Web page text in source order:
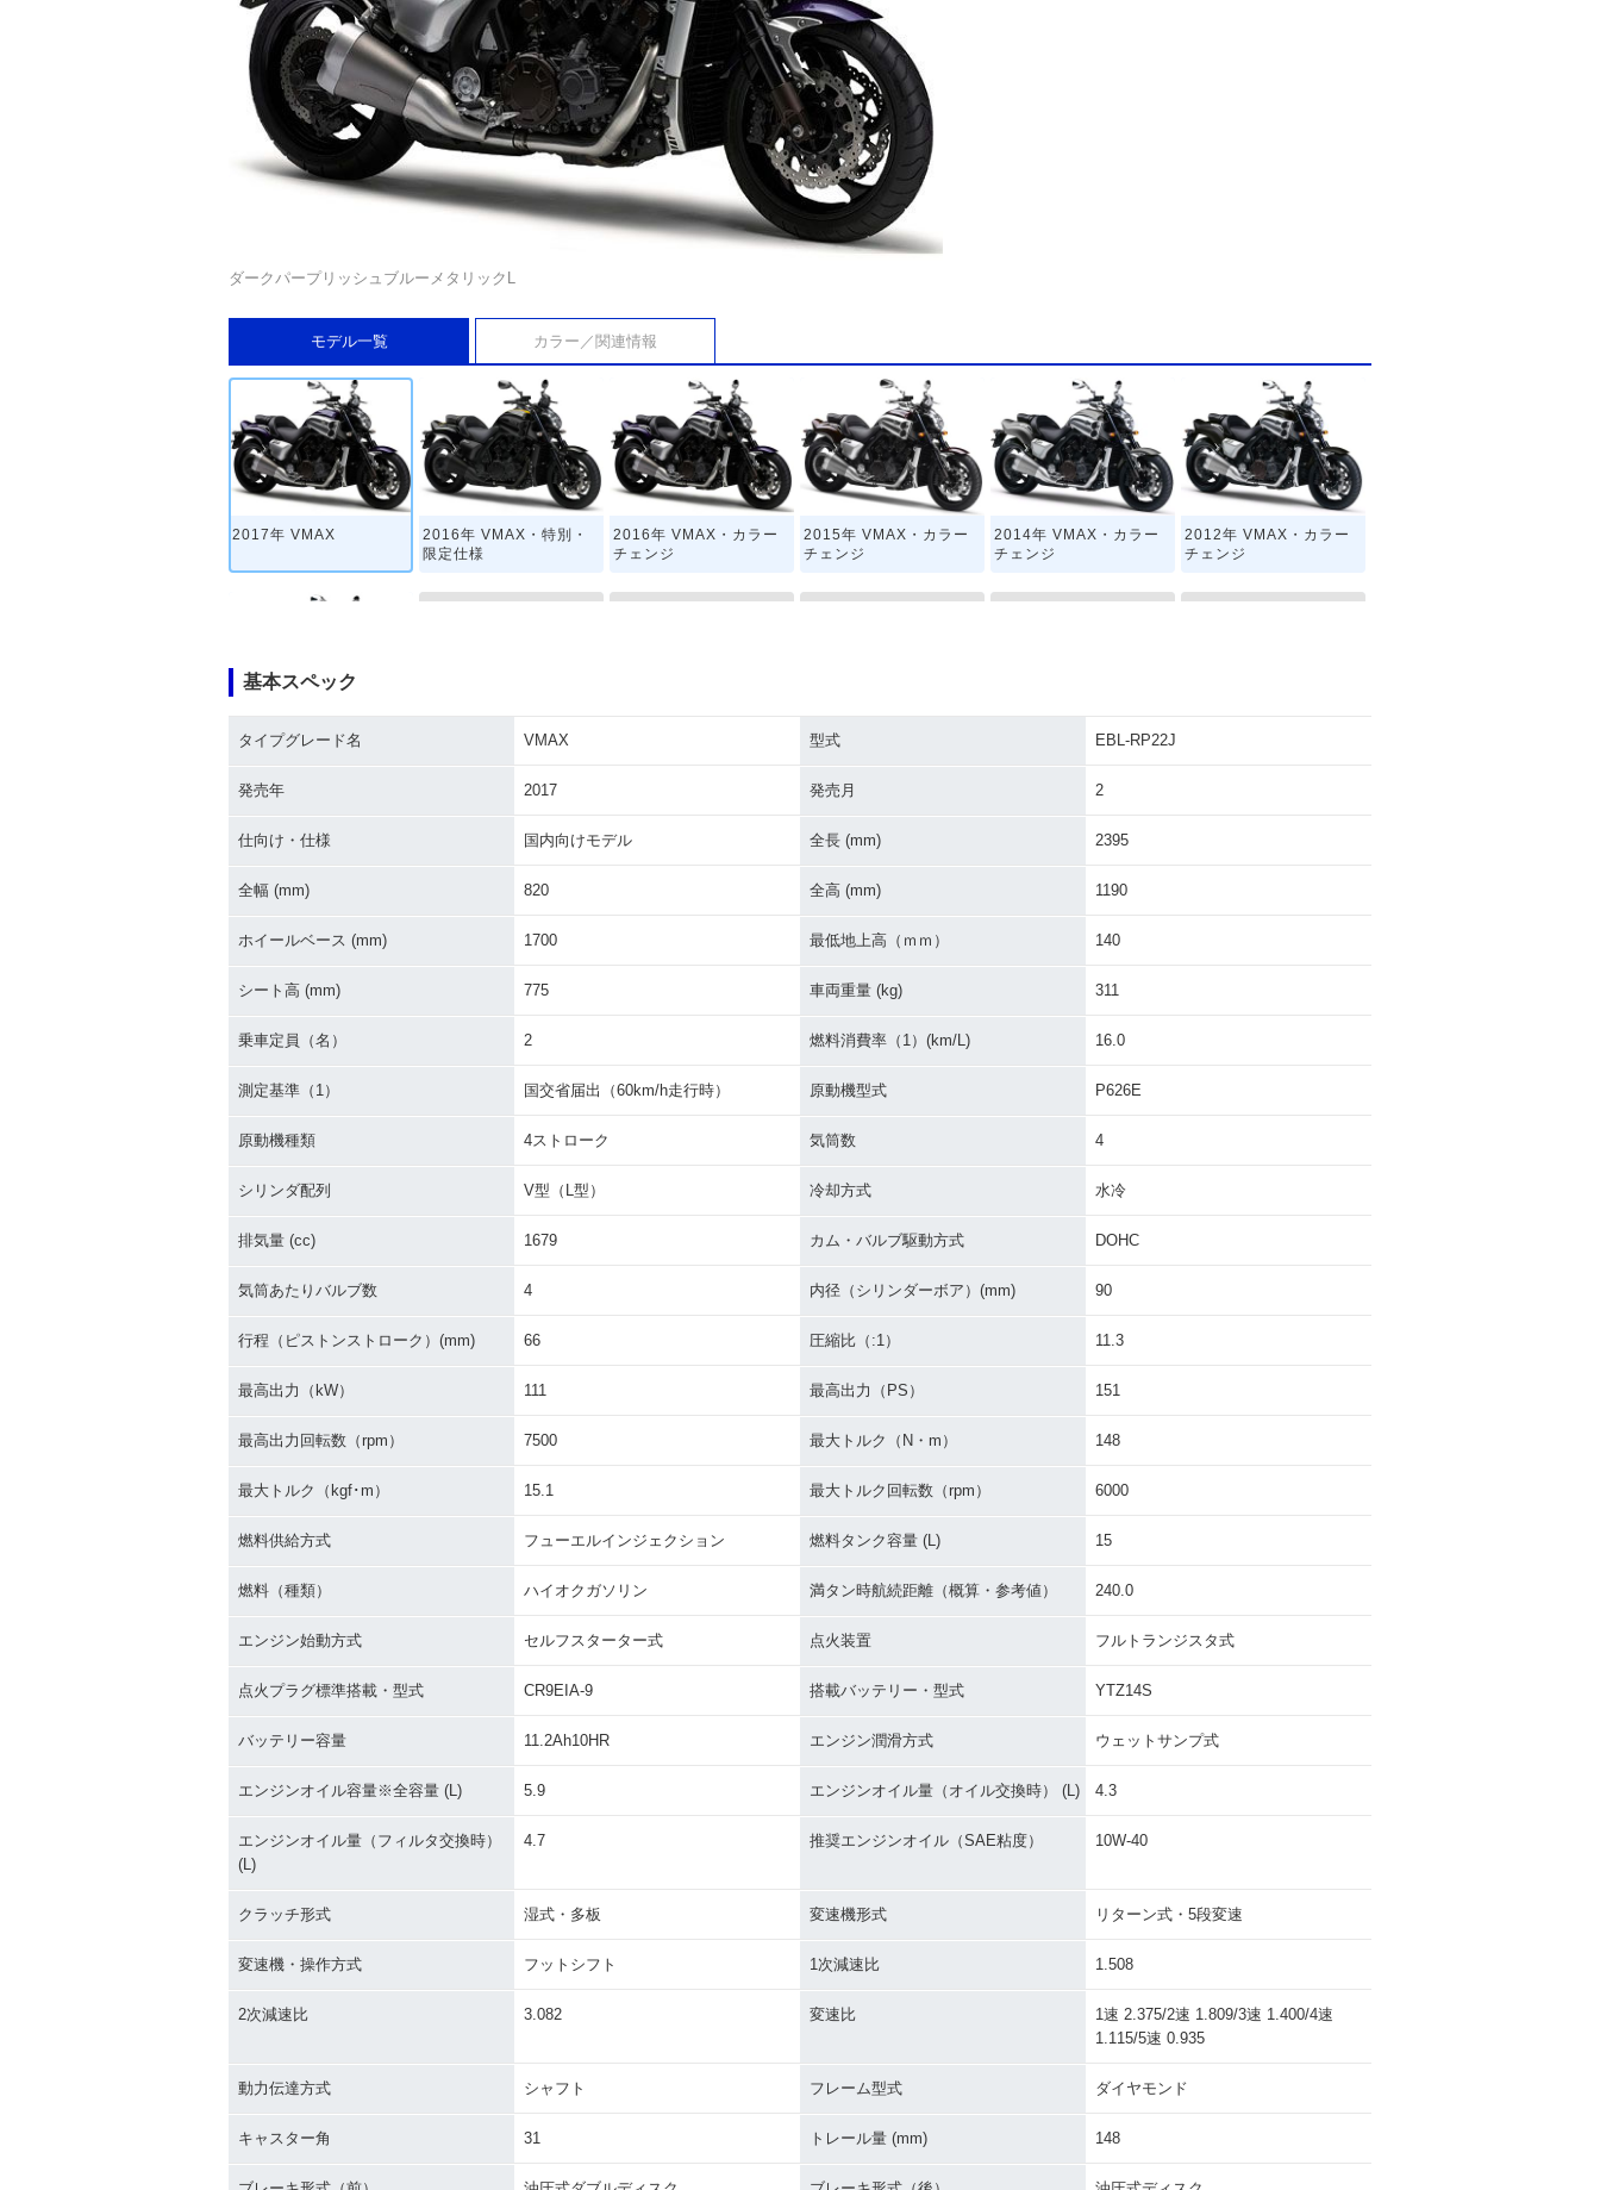
ダークパープリッシュブルーメタリックL
モデル一覧 カラー／関連情報
2017年 VMAX
2016年 VMAX・特別・
限定仕様
2016年 VMAX・カラー
チェンジ
2015年 VMAX・カラー
チェンジ
2014年 VMAX・カラー
チェンジ
2012年 VMAX・カラー
チェンジ
2009年 VMAX・フルモ
1999年 VMAX1200・カ
1995年 VMAX1200・カ
1993年 VMAX1200・マ
イナーチェンジ
基本スペック
タイプグレード名 VMAX 型式 EBL-RP22J
発売年 2017 発売月 2
仕向け・仕様 国内向けモデル 全長 (mm) 2395
全幅 (mm) 820 全高 (mm) 1190
ホイールベース (mm) 1700 最低地上高（ｍｍ） 140
シート高 (mm) 775 車両重量 (kg) 311
乗車定員（名） 2 燃料消費率（1）(km/L) 16.0
測定基準（1） 国交省届出（60km/h走行時） 原動機型式 P626E
原動機種類 4ストローク 気筒数 4
シリンダ配列 V型（L型） 冷却方式 水冷
排気量 (cc) 1679 カム・バルブ駆動方式 DOHC
気筒あたりバルブ数 4 内径（シリンダーボア）(mm) 90
行程（ピストンストローク）(mm) 66 圧縮比（:1） 11.3
最高出力（kW） 111 最高出力（PS） 151
最高出力回転数（rpm） 7500 最大トルク（N・m） 148
最大トルク（kgf･m） 15.1 最大トルク回転数（rpm） 6000
燃料供給方式 フューエルインジェクション 燃料タンク容量 (L) 15
燃料（種類） ハイオクガソリン 満タン時航続距離（概算・参考値） 240.0
エンジン始動方式 セルフスターター式 点火装置 フルトランジスタ式
点火プラグ標準搭載・型式 CR9EIA-9 搭載バッテリー・型式 YTZ14S
バッテリー容量 11.2Ah10HR エンジン潤滑方式 ウェットサンプ式
エンジンオイル容量※全容量 (L) 5.9 エンジンオイル量（オイル交換時） (L) 4.3
エンジンオイル量（フィルタ交換時）
(L)
4.7 推奨エンジンオイル（SAE粘度） 10W-40
クラッチ形式 湿式・多板 変速機形式 リターン式・5段変速
変速機・操作方式 フットシフト 1次減速比 1.508
2次減速比 3.082 変速比
1速 2.375/2速 1.809/3速 1.400/4速
1.115/5速 0.935
動力伝達方式 シャフト フレーム型式 ダイヤモンド
キャスター角 31 トレール量 (mm) 148